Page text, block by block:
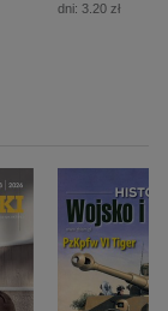
dni: 3.20 zł